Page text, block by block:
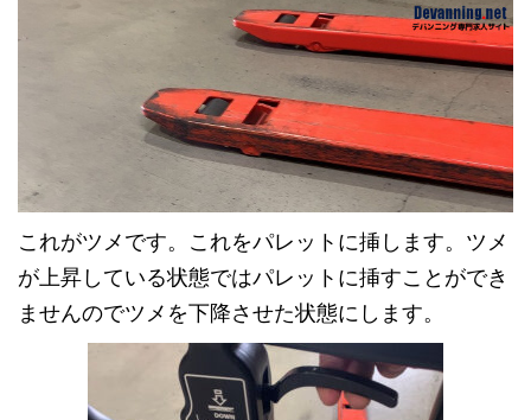
これがツメです。これをパレットに挿します。ツメ
が上昇している状態ではパレットに挿すことができ
ませんのでツメを下降させた状態にします。